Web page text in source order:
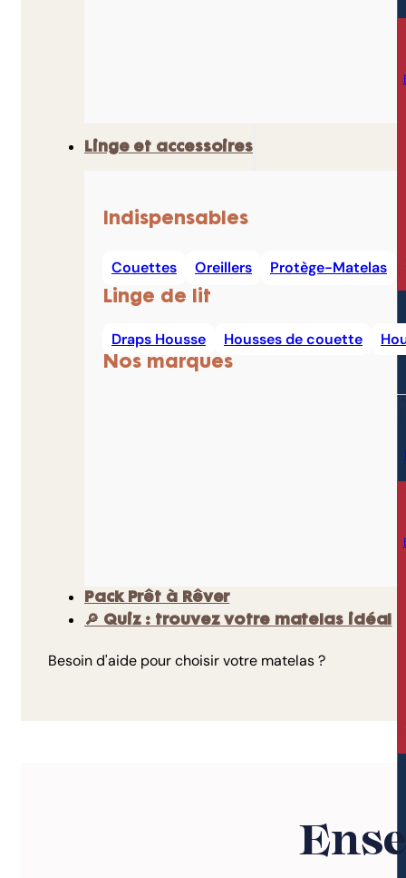
Linge et accessoires
Indispensables
Couettes Oreillers Protège-Matelas
Linge de lit
Draps Housse Housses de couette
Nos marques
Pack Prêt à Rêver
🔎 Quiz : trouvez votre matelas idéal
Besoin d'aide pour choisir votre matelas ?